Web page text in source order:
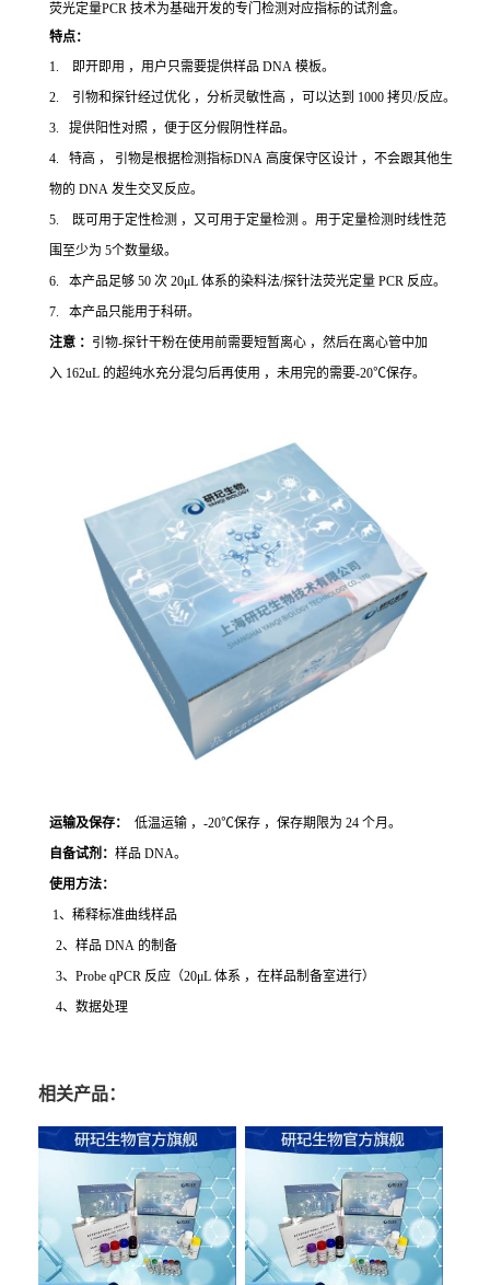
荧光定量PCR 技术为基础开发的专门检测对应指标的试剂盒。
特点：
1. 即开即用 ，用户只需要提供样品 DNA 模板。
2. 引物和探针经过优化 ，分析灵敏性高 ，可以达到 1000 拷贝/反应。
3. 提供阳性对照 ，便于区分假阴性样品。
4. 特高 ， 引物是根据检测指标DNA 高度保守区设计 ，不会跟其他生
物的 DNA 发生交叉反应。
5. 既可用于定性检测 ，又可用于定量检测 。用于定量检测时线性范
围至少为 5个数量级。
6. 本产品足够 50 次 20μL 体系的染料法/探针法荧光定量 PCR 反应。
7. 本产品只能用于科研。
注意 ： 引物-探针干粉在使用前需要短暂离心 ，然后在离心管中加
入 162uL 的超纯水充分混匀后再使用 ，未用完的需要-20℃保存。
运输及保存：
低温运输 ，-20℃保存 ，保存期限为 24 个月。
自备试剂： 样品 DNA。
使用方法：
1、稀释标准曲线样品
2、样品 DNA 的制备
3、Probe qPCR 反应（20μL 体系 ，在样品制备室进行）
4、数据处理
相关产品：